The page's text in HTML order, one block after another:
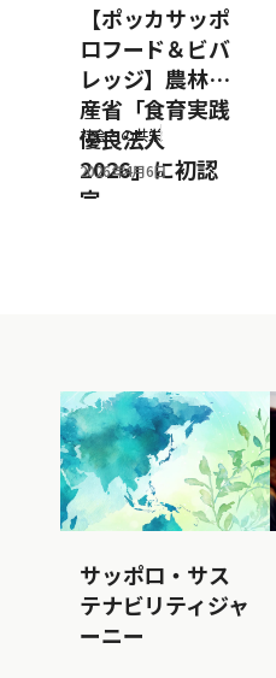
【ポッカサッポ
ロフード＆ビバ
レッジ】農林水
産省「食育実践
優良法人
2026」に初認
定
社会との共栄
2026年4月6日
サッポロ・サス
テナビリティジャ
ーニー